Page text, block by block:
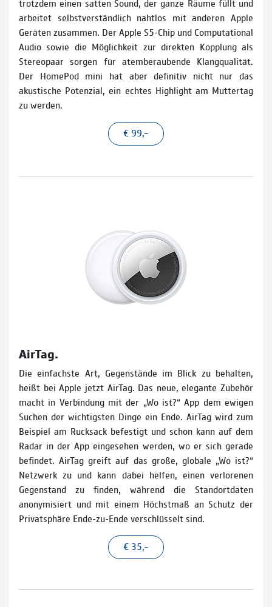
trotzdem einen satten Sound, der ganze Räume füllt und
arbeitet selbstverständlich nahtlos mit anderen Apple
Geräten zusammen. Der Apple S5-Chip und Computational
Audio sowie die Möglichkeit zur direkten Kopplung als
Stereopaar sorgen für atemberaubende Klangqualität.
Der HomePod mini hat aber definitiv nicht nur das
akustische Potenzial, ein echtes Highlight am Muttertag
zu werden.
€ 99,–
AirTag.
Die einfachste Art, Gegenstände im Blick zu behalten,
heißt bei Apple jetzt AirTag. Das neue, elegante Zubehör
macht in Verbindung mit der „Wo ist?“ App dem ewigen
Suchen der wichtigsten Dinge ein Ende. AirTag wird zum
Beispiel am Rucksack befestigt und schon kann auf dem
Radar in der App eingesehen werden, wo er sich gerade
befindet. AirTag greift auf das große, globale „Wo ist?“
Netzwerk zu und kann dabei helfen, einen verlorenen
Gegenstand zu finden, während die Standortdaten
anonymisiert und mit einem Höchstmaß an Schutz der
Privatsphäre Ende-zu-Ende verschlüsselt sind.
€ 35,–